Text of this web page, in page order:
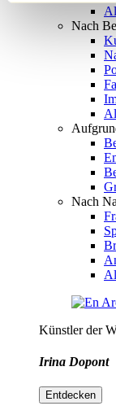
Nach
Nach
Künstler der
Irina Dopont
Entdecken